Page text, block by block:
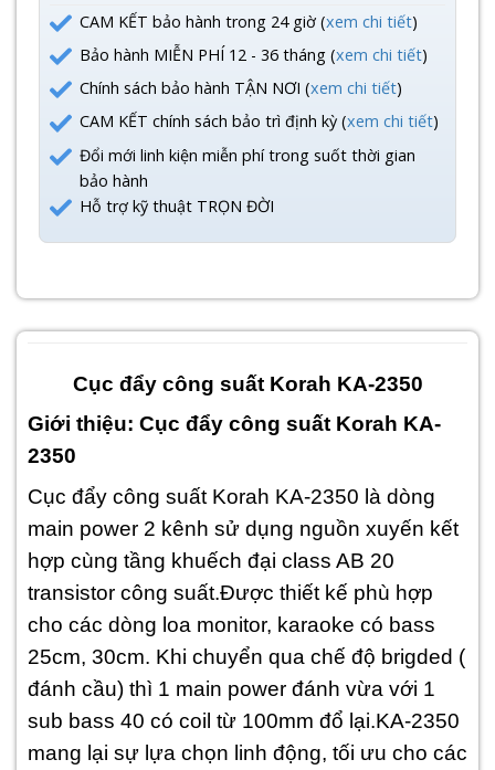
CAM KẾT bảo hành trong 24 giờ (xem chi tiết)
Bảo hành MIỄN PHÍ 12 - 36 tháng (xem chi tiết)
Chính sách bảo hành TẬN NƠI (xem chi tiết)
CAM KẾT chính sách bảo trì định kỳ (xem chi tiết)
Đổi mới linh kiện miễn phí trong suốt thời gian
bảo hành
Hỗ trợ kỹ thuật TRỌN ĐỜI
Cục đẩy công suất Korah KA-2350
Giới thiệu: Cục đẩy công suất Korah KA-
2350
Cục đẩy công suất Korah KA-2350 là dòng
main power 2 kênh sử dụng nguồn xuyến kết
hợp cùng tầng khuếch đại class AB 20
transistor công suất.Được thiết kế phù hợp
cho các dòng loa monitor, karaoke có bass
25cm, 30cm. Khi chuyển qua chế độ brigded (
đánh cầu) thì 1 main power đánh vừa với 1
sub bass 40 có coil từ 100mm đổ lại.KA-2350
mang lại sự lựa chọn linh động, tối ưu cho các